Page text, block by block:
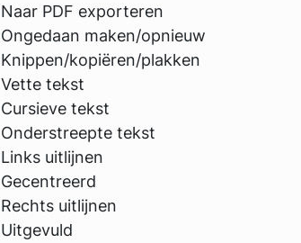
Naar PDF exporteren
Ongedaan maken/opnieuw
Knippen/kopiëren/plakken
Vette tekst
Cursieve tekst
Onderstreepte tekst
Links uitlijnen
Gecentreerd
Rechts uitlijnen
Uitgevuld